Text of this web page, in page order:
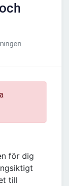
för dig
till